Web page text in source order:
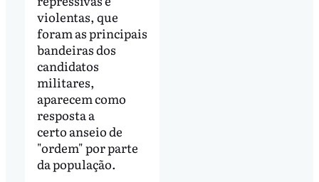
violentas, que
foram as principais
bandeiras dos
candidatos
militares,
aparecem como
resposta a
certo anseio de
"ordem" por parte
da população.